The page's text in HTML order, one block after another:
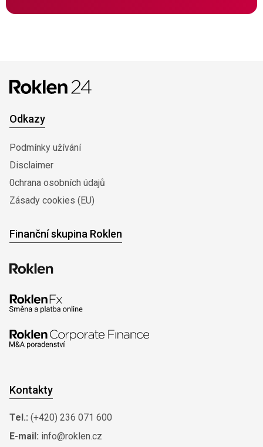
Odkazy
Podmínky užívání
Disclaimer
0chrana osobních údajů
Zásady cookies (EU)
Finanční skupina Roklen
Kontakty
Tel.: (+420) 236 071 600
E-mail: info@roklen.cz